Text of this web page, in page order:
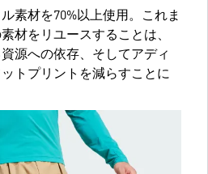
素材を70%以上使用。これま
材をリユースすることは、
源への依存、そしてアディ
トプリントを減らすことに